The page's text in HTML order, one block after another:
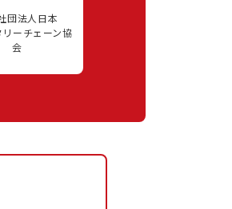
団法人日本
ーチェーン協
会